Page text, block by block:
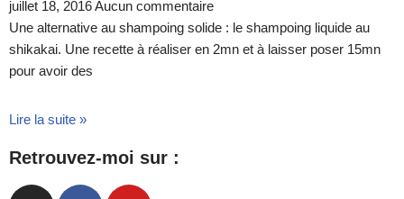
juillet 18, 2016Aucun commentaire
Une alternative au shampoing solide : le shampoing liquide au
shikakai. Une recette à réaliser en 2mn et à laisser poser 15mn
pour avoir des
Lire la suite »
Retrouvez-moi sur :